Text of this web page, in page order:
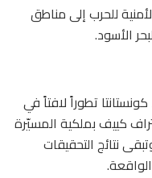
للحرب إلى مناطق
الأسود.
تطوراً لافتاً في
كييف بملكية المسيّرة
نتائج التحقيقات